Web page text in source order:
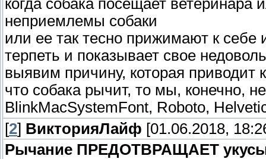
когда собака посещает ветеринара
неприемлемы собаки
или ее так тесно прижимают к себе
терпеть и показывает свое
выявим причину, которая приводит
что собака рычит, то мы, конечно,
BlinkMacSystemFont, Roboto,
[2] ВикторияЛайф [01.06.2018,
Рычание ПРЕДОТВРАЩАЕТ